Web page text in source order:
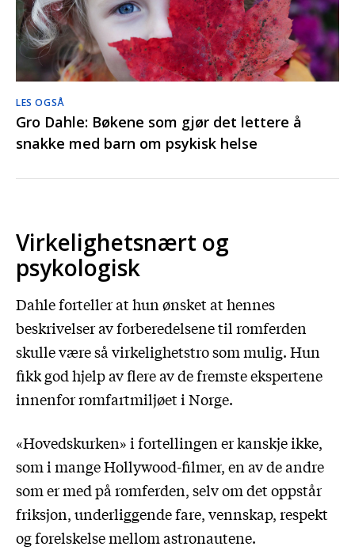
LES OGSÅ
Gro Dahle: Bøkene som gjør det lettere å
snakke med barn om psykisk helse
Virkelighetsnært og
psykologisk
Dahle forteller at hun ønsket at hennes
beskrivelser av forberedelsene til romferden
skulle være så virkelighetstro som mulig. Hun
fikk god hjelp av flere av de fremste ekspertene
innenfor romfartmiljøet i Norge.
«Hovedskurken» i fortellingen er kanskje ikke,
som i mange Hollywood-filmer, en av de andre
som er med på romferden, selv om det oppstår
friksjon, underliggende fare, vennskap, respekt
og forelskelse mellom astronautene.